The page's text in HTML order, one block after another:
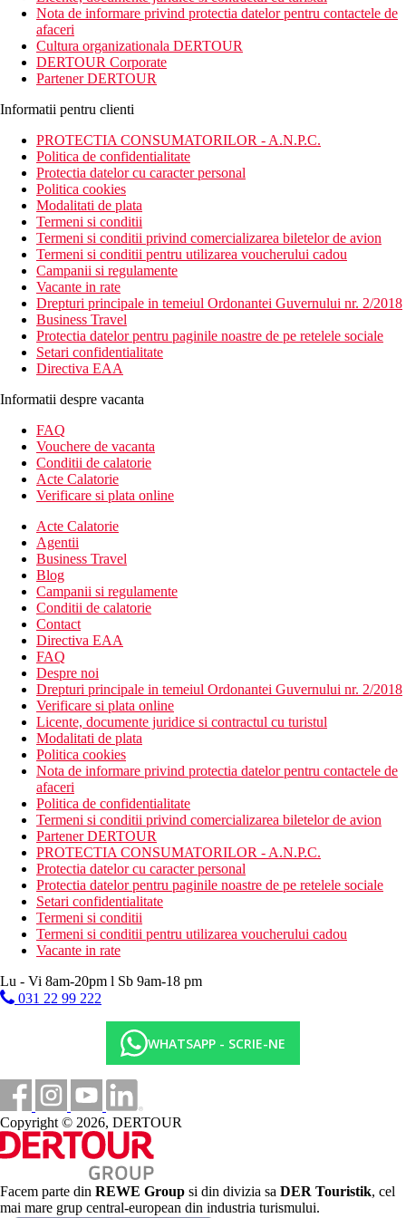
46 km de Aeroportul International Phuket, la 18 km de orasul
Phuket si aproape de cateva atractii turistice precum Rawai,
Phromthep Cape, Kata, Karon si Patong Beach. Acesta este
potrivit pentru toate categoriile de varsta.
Distanta
1 km distanta de Plaja Nai Harn
Descrierea camerei
Camerele dispun de:
aer conditionat (controlat central)
uscator de par
baie
toaleta
balcon / terasa
cada sau dus
TV prin satelit
frigider
lenjerie de pat
halat de baie
seif
Descrierea hotelului
room service
camera de bagaje
terasa
gradina
cu acces la piscina
3 camere pentru persoane cu dizabilitati
Wifi
lift
3 restaurante
bar langa piscina
Wifi
piscina
receptie
curatatorie chimica
Descrierea plajei
plaja cu nisip
Activitati sportive gratuite
plaja
inchiriere de biciclete
Activitati sportive contra cost
seri cu cina tematica
Dieta
3 restaurante - ce servesc preparate culinare cu specific
local si international
bar langa piscina
Categoria oficiala
5 stele
https://www.wyndhamgrandnaiharnphuket.com/
Pentru sosiri incepand cu data de 01.05.2025 este obligatoriu ca
turistii sa completeze un formular cu MAXIM 3 zile inainte de
plecare, in urma acestuia se va genera un cod QR necesar la
intrarea in tara. Completarea se va face accesand : TDAC Portal:
https://tdac.immigration.go.th
Portalul le va permite turistilor sa selecteze data sosirii in
intervalul 3 zile - 0 zile inainte de sosire.
Nota de informare privind protectia datelor pentru contactele de
afaceri
Cultura organizationala DERTOUR
DERTOUR Corporate
Partener DERTOUR
Informatii pentru clienti
PROTECTIA CONSUMATORILOR - A.N.P.C.
Politica de confidentialitate
Protectia datelor cu caracter personal
Politica cookies
Modalitati de plata
Termeni si conditii
Termeni si conditii privind comercializarea biletelor de avion
Termeni si conditii pentru utilizarea voucherului cadou
Campanii si regulamente
Vacante in rate
Drepturi principale in temeiul Ordonantei Guvernului nr. 2/2018
Business Travel
Protectia datelor pentru paginile noastre de pe retelele sociale
Setari confidentialitate
Directiva EAA
Informatii despre vacanta
FAQ
Vouchere de vacanta
Conditii de calatorie
Acte Calatorie
Verificare si plata online
Acte Calatorie
Agentii
Business Travel
Blog
Campanii si regulamente
Conditii de calatorie
Contact
Directiva EAA
FAQ
Despre noi
Drepturi principale in temeiul Ordonantei Guvernului nr. 2/2018
Verificare si plata online
Licente, documente juridice si contractul cu turistul
Modalitati de plata
Politica cookies
Nota de informare privind protectia datelor pentru contactele de
afaceri
Politica de confidentialitate
Termeni si conditii privind comercializarea biletelor de avion
Partener DERTOUR
PROTECTIA CONSUMATORILOR - A.N.P.C.
Protectia datelor cu caracter personal
Protectia datelor pentru paginile noastre de pe retelele sociale
Setari confidentialitate
Termeni si conditii
Termeni si conditii pentru utilizarea voucherului cadou
Vacante in rate
Lu - Vi 8am-20pm l Sb 9am-18 pm
031 22 99 222
WHATSAPP - SCRIE-NE
Copyright © 2026, DERTOUR
Facem parte din REWE Group si din divizia sa DER Touristik, cel
mai mare grup central-european din industria turismului.